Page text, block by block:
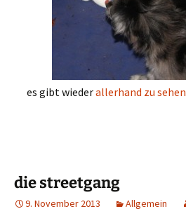
es gibt wiederallerhand zu sehen
die streetgang
9. November 2013 Allgemein